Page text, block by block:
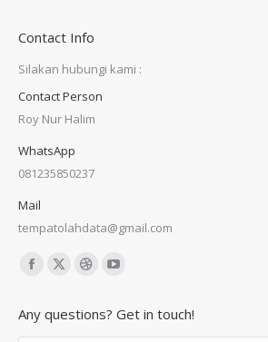
Contact Info
Silakan hubungi kami :
Contact Person
Roy Nur Halim
WhatsApp
081235850237
Mail
tempatolahdata@gmail.com
Find us on:
Facebook
opens
X
opens
Dribbble
opensopens
Any questions? Get in touch!